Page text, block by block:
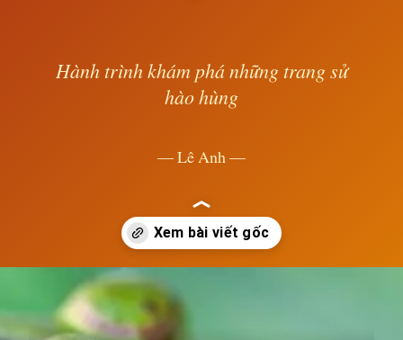
Hành trình khám phá những trang sử
hào hùng
— Lê Anh —
Đang mở